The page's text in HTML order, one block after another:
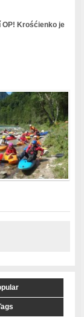
Krośćienko je